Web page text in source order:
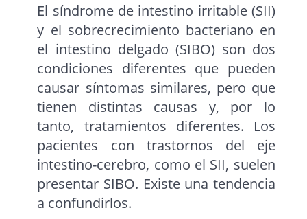
El síndrome de intestino irritable (SII)
y el sobrecrecimiento bacteriano en
el intestino delgado (SIBO) son dos
condiciones diferentes que pueden
causar síntomas similares, pero que
tienen distintas causas y, por lo
tanto, tratamientos diferentes. Los
pacientes con trastornos del eje
intestino-cerebro, como el SII, suelen
presentar SIBO. Existe una tendencia
a confundirlos.